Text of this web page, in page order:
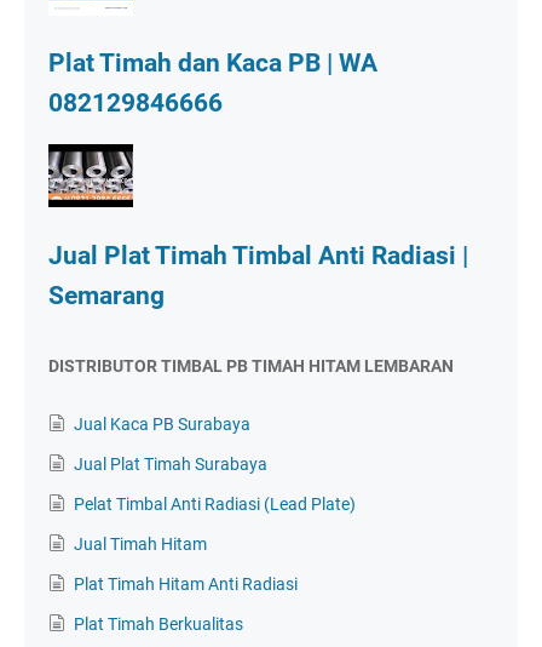
Plat Timah dan Kaca PB | WA
082129846666
Jual Plat Timah Timbal Anti Radiasi |
Semarang
DISTRIBUTOR TIMBAL PB TIMAH HITAM LEMBARAN
Jual Kaca PB Surabaya
Jual Plat Timah Surabaya
Pelat Timbal Anti Radiasi (Lead Plate)
Jual Timah Hitam
Plat Timah Hitam Anti Radiasi
Plat Timah Berkualitas